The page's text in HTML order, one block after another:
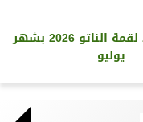
أنقرة تستعد لقمة الناتو 2026 بشهر
يوليو